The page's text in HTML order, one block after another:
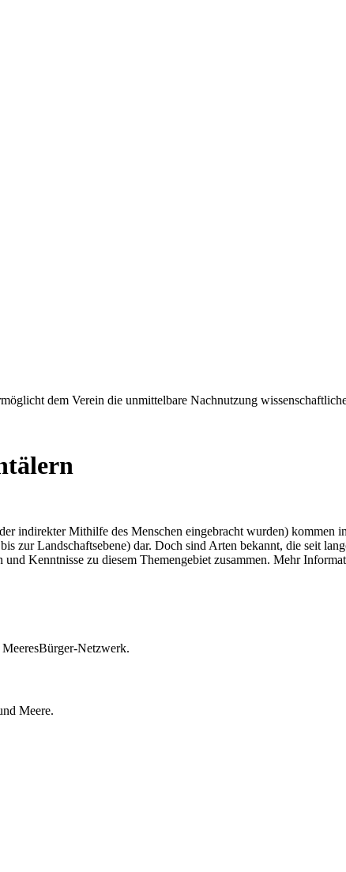
dem Verein die unmittelbare Nachnutzung
indirekter Mithilfe des Menschen eingebracht wurden) kommen
zur Landschaftsebene) dar. Doch sind Arten bekannt, die seit
Kenntnisse zu diesem Themengebiet zusammen. Mehr
Netzwerk.
Meere.